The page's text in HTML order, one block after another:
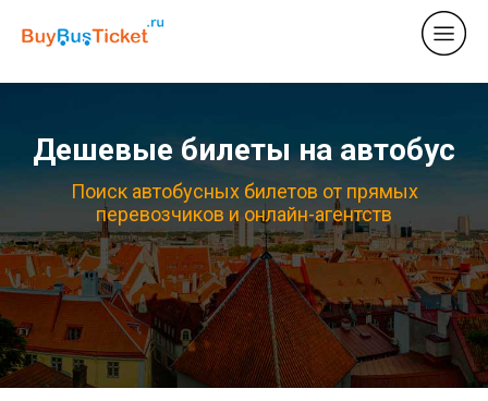
Дешевые билеты на автобус
Поиск автобусных билетов от прямых
перевозчиков и онлайн-агентств